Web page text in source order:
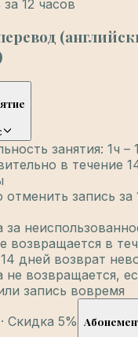
за 12 часов
занятия: 1ч –
в течение
запись за
за
возвращается в
дней возврат
не возвращается,
запись вовремя
Скидка 5%